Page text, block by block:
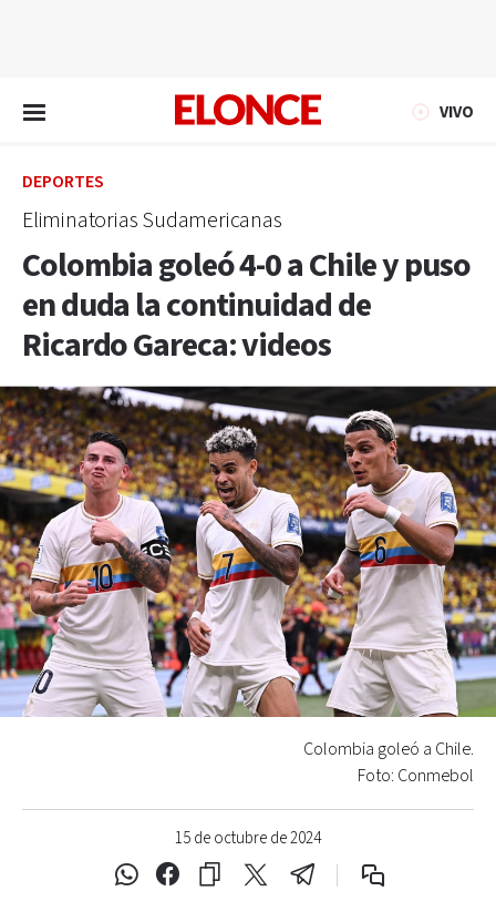
VIVO
DEPORTES
Eliminatorias Sudamericanas
Colombia goleó 4-0 a Chile y puso
en duda la continuidad de
Ricardo Gareca: videos
15 de octubre de 2024
Colombia goleó a Chile.
Foto: Conmebol